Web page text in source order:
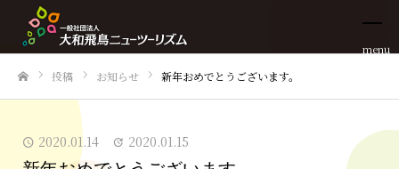
menu
投稿 お知らせ 新年おめでとうございます。
2020.01.14 2020.01.15